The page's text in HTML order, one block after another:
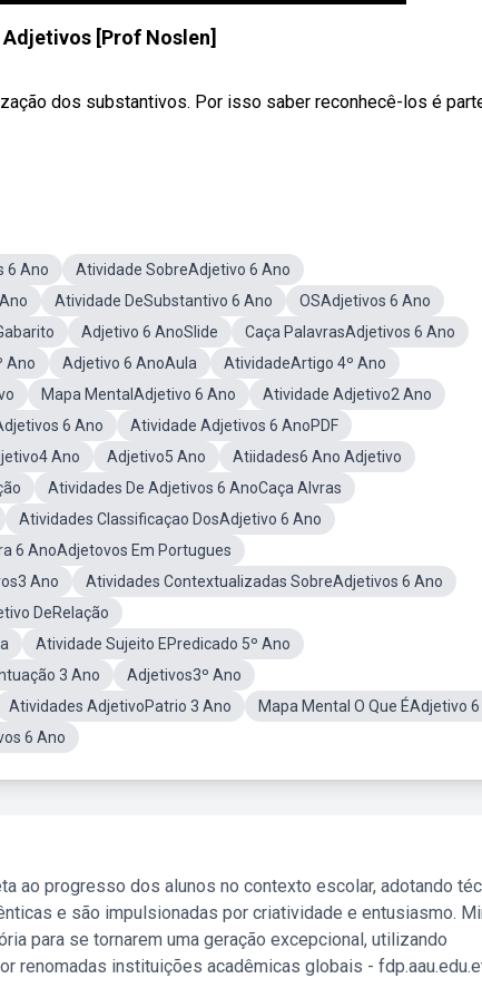
[Prof Noslen]
dos substantivos. Por isso saber reconhecê-los é
6 Ano
Atividade SobreAdjetivo 6 Ano
Atividade DeSubstantivo 6 Ano
OSAdjetivos 6 Ano
Adjetivo 6 AnoSlide
Caça PalavrasAdjetivos 6 Ano
Ano Adjetivo 6 AnoAula
AtividadeArtigo 4º Ano
Mapa MentalAdjetivo 6 Ano
Atividade Adjetivo2 Ano
6 Ano
Atividade Adjetivos 6 AnoPDF
Ano Adjetivo5 Ano
Atiidades6 Ano Adjetivo
Atividades De Adjetivos 6 AnoCaça Alvras
Atividades Classificaçao DosAdjetivo 6 Ano
6 AnoAdjetovos Em Portugues
Ano
Atividades Contextualizadas SobreAdjetivos 6 Ano
DeRelação
Atividade Sujeito EPredicado 5º Ano
3 Ano
Adjetivos3º Ano
Atividades AdjetivoPatrio 3 Ano
Mapa Mental O Que ÉAdjetivo
6 Ano
ao progresso dos alunos no contexto escolar, adotando
e são impulsionadas por criatividade e entusiasmo.
para se tornarem uma geração excepcional, utilizando
renomadas instituições acadêmicas globais -